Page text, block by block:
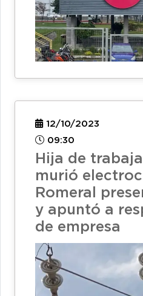
12/10/2023
09:30
Hija de
murió
Romeral
y apuntó a
de empresa